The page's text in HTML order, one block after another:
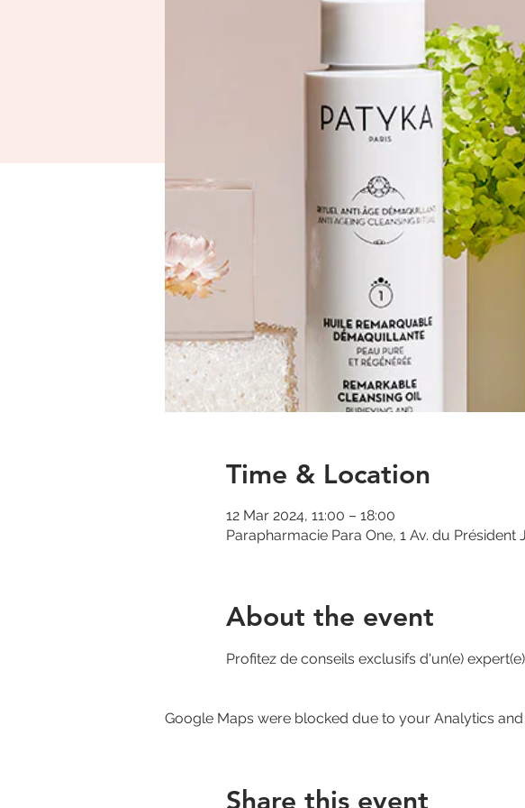
Time & Location
12 Mar 2024, 11:00 – 18:00
Parapharmacie Para One, 1 Av. du
About the event
Profitez de conseils exclusifs d'un(e)
Google Maps were blocked due to your Analytics
Share this event